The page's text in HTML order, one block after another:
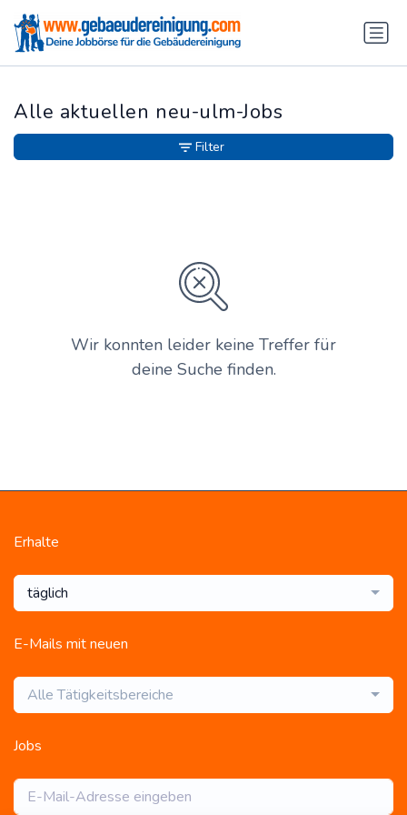
Alle aktuellen neu-ulm-Jobs
Wir konnten leider keine Treffer für
deine Suche finden.
Filter
Erhalte
täglich
E-Mails mit neuen
Alle Tätigkeitsbereiche
Jobs